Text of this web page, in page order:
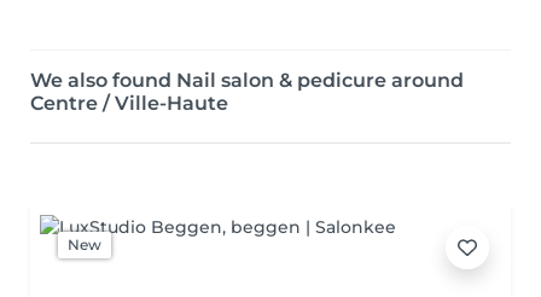
We also found Nail salon & pedicure around
Centre / Ville-Haute
New